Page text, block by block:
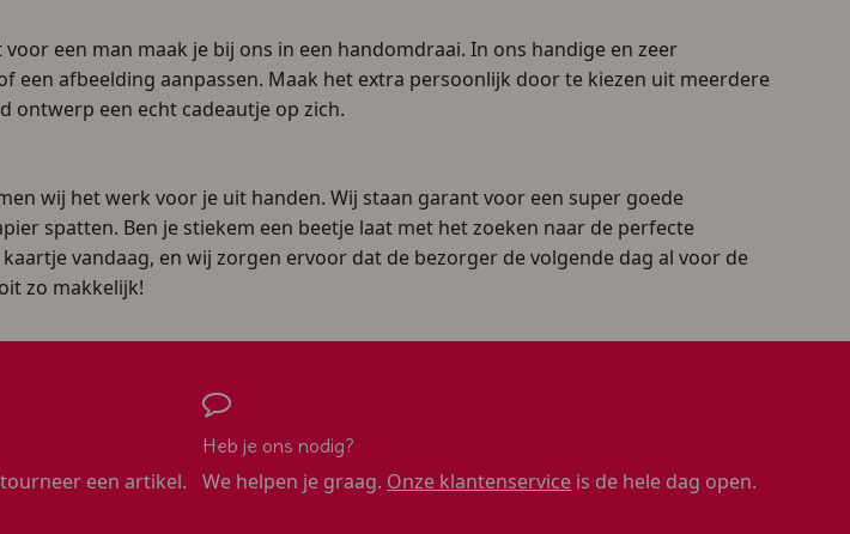
een man maak je bij ons in een handomdraai. In ons handige en zeer
afbeelding aanpassen. Maak het extra persoonlijk door te kiezen uit meerdere
ontwerp een echt cadeautje op zich.
wij het werk voor je uit handen. Wij staan garant voor een super goede
spatten. Ben je stiekem een beetje laat met het zoeken naar de perfecte
vandaag, en wij zorgen ervoor dat de bezorger de volgende dag al voor de
zo makkelijk!
een artikel.
Heb je ons nodig?
We helpen je graag. Onze klantenservice is de hele dag open.